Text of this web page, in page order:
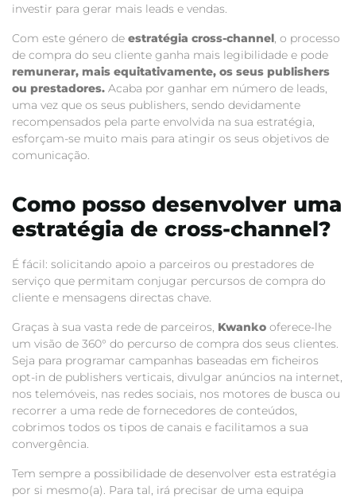
investir para gerar mais leads e vendas.
Com este género de estratégia cross-channel, o processo
de compra do seu cliente ganha mais legibilidade e pode
remunerar, mais equitativamente, os seus publishers
ou prestadores. Acaba por ganhar em número de leads,
uma vez que os seus publishers, sendo devidamente
recompensados pela parte envolvida na sua estratégia,
esforçam-se muito mais para atingir os seus objetivos de
comunicação.
Como posso desenvolver uma
estratégia de cross-channel?
É fácil: solicitando apoio a parceiros ou prestadores de
serviço que permitam conjugar percursos de compra do
cliente e mensagens directas chave.
Graças à sua vasta rede de parceiros, Kwanko oferece-lhe
um visão de 360° do percurso de compra dos seus clientes.
Seja para programar campanhas baseadas em ficheiros
opt-in de publishers verticais, divulgar anúncios na internet,
nos telemóveis, nas redes sociais, nos motores de busca ou
recorrer a uma rede de fornecedores de conteúdos,
cobrimos todos os tipos de canais e facilitamos a sua
convergência.
Tem sempre a possibilidade de desenvolver esta estratégia
por si mesmo(a). Para tal, irá precisar de uma equipa